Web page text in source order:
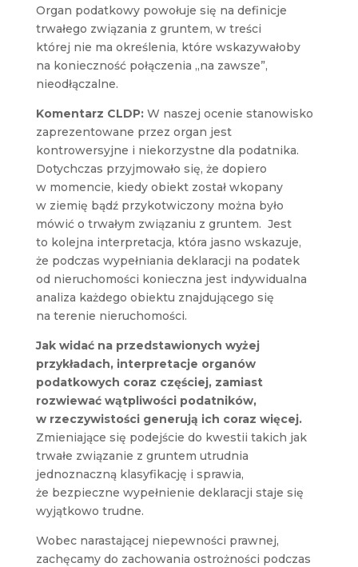
Organ podatkowy powołuje się na definicje
trwałego związania z gruntem, w treści
której nie ma określenia, które wskazywałoby
na konieczność połączenia „na zawsze”,
nieodłączalne.
Komentarz CLDP: W naszej ocenie stanowisko
zaprezentowane przez organ jest
kontrowersyjne i niekorzystne dla podatnika.
Dotychczas przyjmowało się, że dopiero
w momencie, kiedy obiekt został wkopany
w ziemię bądź przykotwiczony można było
mówić o trwałym związaniu z gruntem. Jest
to kolejna interpretacja, która jasno wskazuje,
że podczas wypełniania deklaracji na podatek
od nieruchomości konieczna jest indywidualna
analiza każdego obiektu znajdującego się
na terenie nieruchomości.
Jak widać na przedstawionych wyżej
przykładach, interpretacje organów
podatkowych coraz częściej, zamiast
rozwiewać wątpliwości podatników,
w rzeczywistości generują ich coraz więcej.
Zmieniające się podejście do kwestii takich jak
trwałe związanie z gruntem utrudnia
jednoznaczną klasyfikację i sprawia,
że bezpieczne wypełnienie deklaracji staje się
wyjątkowo trudne.
Wobec narastającej niepewności prawnej,
zachęcamy do zachowania ostrożności podczas